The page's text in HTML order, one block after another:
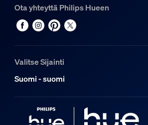
Suunniteltu erityisesti
Olohuone, Makuuhuone
Tyyppi
Kattovalaisimet
Pakkauksen mitat ja paino
EAN/UPC – tuote
8720169277731
Ota yhteyttä Philips Hueen
Valitse Sijainti
Suomi - suomi